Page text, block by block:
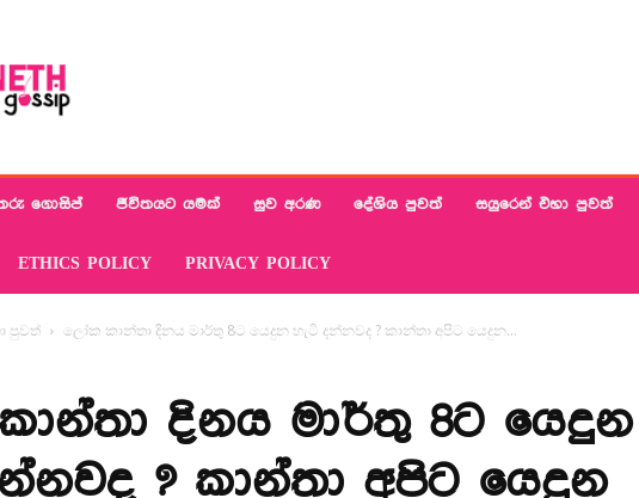
ගොසිප් ජීවිතයට යමක් සුව අරණ දේශිය පුවත් සයුරෙන් එහා පුවත්
ETHICS POLICY PRIVACY POLICY
පුවත් ලෝක කාන්තා දිනය මාර්තු 8ට යෙදුන හැටි දන්නවද ? කාන්තා අපිට යෙදුන...
දිනය මාර්තු 8ට යෙදුන
? කාන්තා අපිට යෙදුන